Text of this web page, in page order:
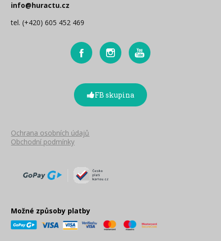
info@huractu.cz
tel. (+420) 605 452 469
FB skupina
Ochrana osobních údajů
Obchodní podmínky
Možné způsoby platby